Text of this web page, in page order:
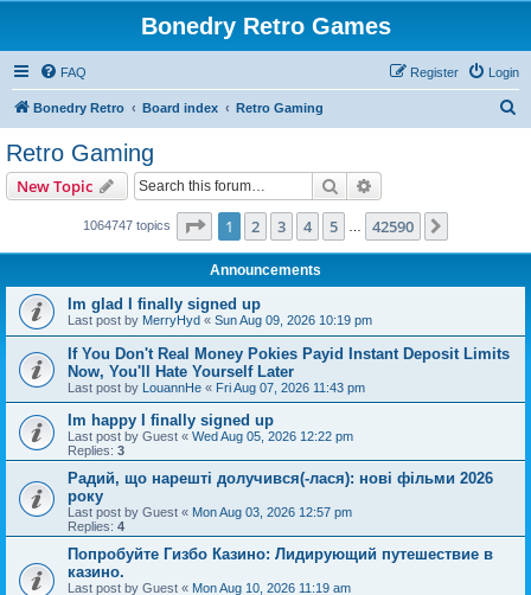
Bonedry Retro Games
FAQ Login
Register
Bonedry Retro Board index Retro Gaming
Retro Gaming
New Topic Search
1064747 topics Page 1of 42590
1 2 3 4 5 42590
Announcements
Im glad I finally signed up
Last post by MerryHyd « Sun Aug 09, 2026 10:19 pm
If You Don't Real Money Pokies Payid Instant Deposit Limits
Now, You'll Hate Yourself Later
Last post by LouannHe « Fri Aug 07, 2026 11:43 pm
Im happy I finally signed up
Last post by Guest « Wed Aug 05, 2026 12:22 pm
Replies: 3
Радий, що нарешті долучився(-лася): нові фільми 2026
року
Last post by Guest « Mon Aug 03, 2026 12:57 pm
Replies: 4
Попробуйте Гизбо Казино: Лидирующий путешествие в
казино.
Last post by Guest « Mon Aug 10, 2026 11:19 am